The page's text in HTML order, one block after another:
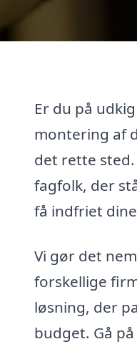
Er du på
montering af
det rette
fagfolk, der
få indfriet
Vi gør det
forskellige
løsning, der
budget. Gå